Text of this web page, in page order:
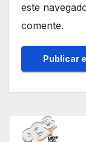
este
comente.